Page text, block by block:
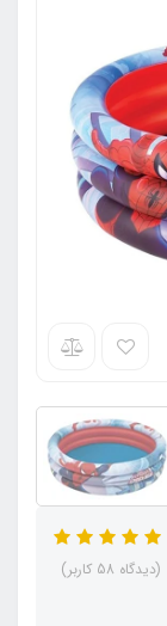
(دیدگاه 58 کاربر)